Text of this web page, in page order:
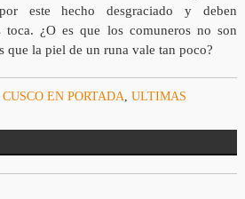
este hecho desgraciado y deben
¿O es que los comuneros no son
que la piel de un runa vale tan poco?
CUSCO EN PORTADA, ULTIMAS